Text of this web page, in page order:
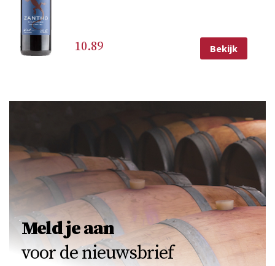
10.89 Bekijk
Meld je aan
voor de nieuwsbrief